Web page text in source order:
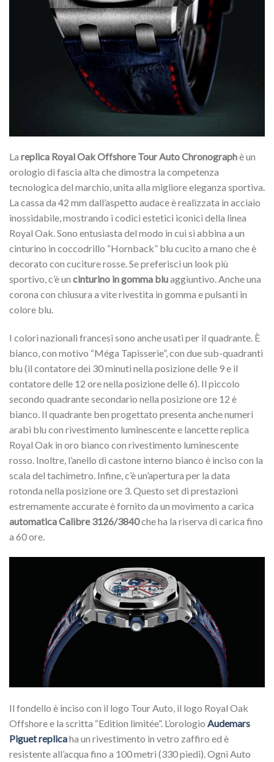
La replica Royal Oak Offshore Tour Auto Chronographè un
orologio di fascia alta che dimostra la competenza
tecnologica del marchio, unita alla migliore eleganza sportiva.
La cassa da 42 mm dall’aspetto audace è realizzata in acciaio
inossidabile, mostrando i codici estetici iconici della linea
Royal Oak. Sono entusiasta del modo in cui si abbina a un
cinturino in coccodrillo “Hornback” blu cucito a mano che è
decorato con cuciture rosse. Se preferisci un look più
sportivo, c’è un cinturino in gomma bluaggiuntivo. Anche una
corona con chiusura a vite rivestita in gomma e pulsanti in
colore blu.
I colori nazionali francesi sono anche usati per il quadrante. È
bianco, con motivo “Méga Tapisserie”, con due sub-quadranti
blu (il contatore dei 30 minuti nella posizione delle 9 e il
contatore delle 12 ore nella posizione delle 6). Il piccolo
secondo quadrante secondario nella posizione ore 12 è
bianco. Il quadrante ben progettato presenta anche numeri
arabi blu con rivestimento luminescente e lancette replica
Royal Oak in oro bianco con rivestimento luminescente
rosso. Inoltre, l’anello di castone interno bianco è inciso con la
scala del tachimetro. Infine, c’è un’apertura per la data
rotonda nella posizione ore 3. Questo set di prestazioni
estremamente accurate è fornito da un movimento a carica
automatica Calibre 3126/3840che ha la riserva di carica fino
a 60 ore.
Il fondello è inciso con il logo Tour Auto, il logo Royal Oak
Offshore e la scritta “Edition limitée”. L’orologio Audemars
Piguet replicaha un rivestimento in vetro zaffiro ed è
resistente all’acqua fino a 100 metri (330 piedi). Ogni Auto